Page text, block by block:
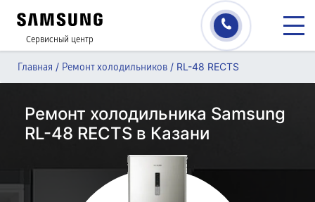
Сервисный центр
Главная / Ремонт холодильников / RL-48 RECTS
Ремонт холодильника Samsung
RL-48 RECTS в Казани